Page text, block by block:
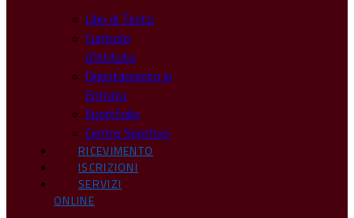
Libri di Testo
Curricolo
d’Istituto
Orientamento in
Entrata
Eportfolio
Centro Sportivo
RICEVIMENTO
ISCRIZIONI
SERVIZI
ONLINE